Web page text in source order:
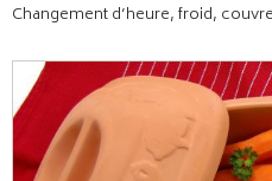
Changement d’heure, froid,